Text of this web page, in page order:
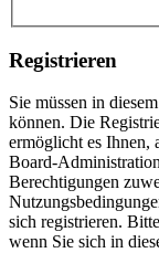
Registrieren
Sie müssen in
können. Die
ermöglicht es Ihnen,
Board-
Berechtigungen
sich registrieren.
wenn Sie sich in